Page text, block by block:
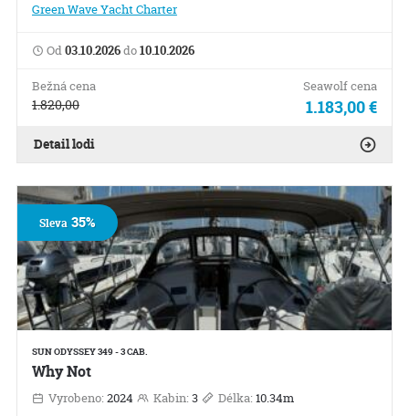
Green Wave Yacht Charter
Od03.10.2026do10.10.2026
Bežná cena
1.820,00
Seawolf cena
1.183,00 €
Detail lodi
SUN ODYSSEY 349 - 3 CAB.
Why Not
Vyrobeno: 2024 Kabin: 3 Délka: 10.34m
Sleva35%